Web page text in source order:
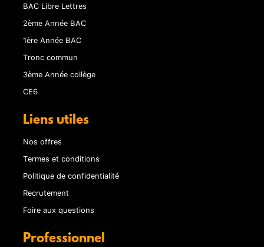
BAC Libre Lettres
2ème Année BAC
1ère Année BAC
Tronc commun
3ème Année collège
CE6
Liens utiles
Nos offres
Termes et conditions
Politique de confidentialité
Recrutement
Foire aux questions
Professionnel